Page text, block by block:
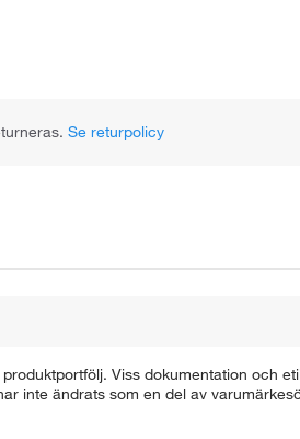
Se returpolicy
Viss dokumentation och
inte ändrats som en del av